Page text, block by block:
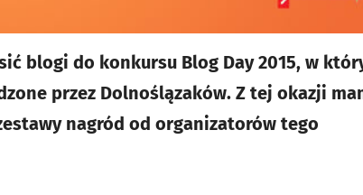
blogi do konkursu Blog Day 2015, w
przez Dolnoślązaków. Z tej okazji
nagród od organizatorów tego